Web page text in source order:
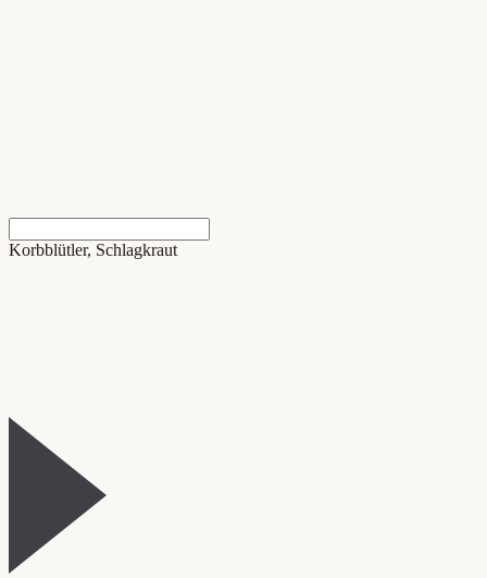
Korbblütler, Schlagkraut